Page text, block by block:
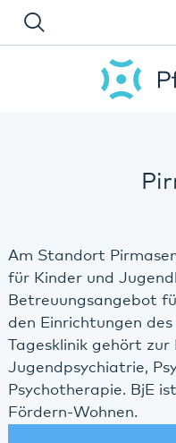
Am Standort
für Kinder und
Betreuungsangebot
den Einrichtungen
Tagesklinik gehört
Jugendpsychiatrie,
Psychotherapie. BjE
Fördern-Wohnen.